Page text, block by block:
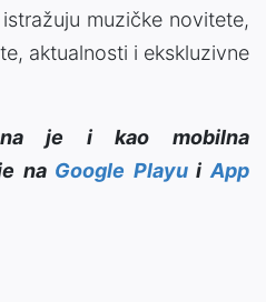
muzičke novitete,
aktualnosti i ekskluzivne
je i kao mobilna
na Google PlayuiApp